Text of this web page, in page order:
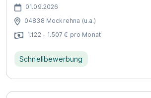
01.09.2026
04838 Mockrehna (u.a.)
1.122 - 1.507 € pro Monat
Schnellbewerbung